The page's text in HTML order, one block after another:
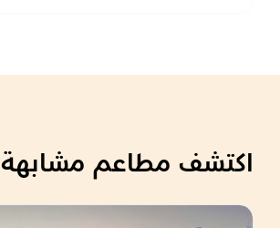
اكتشف مطاعم مشابهة